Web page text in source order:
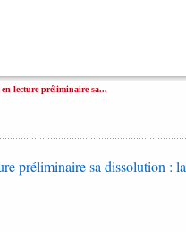
lecture préliminaire sa...
préliminaire sa dissolution :